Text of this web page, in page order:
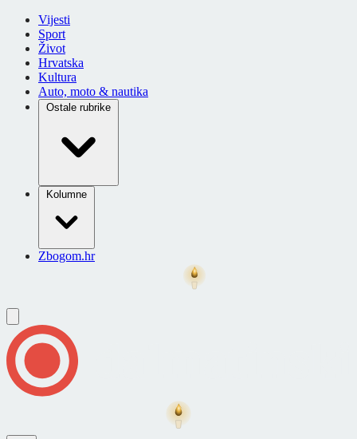
Vijesti
Sport
Život
Hrvatska
Kultura
Auto, moto & nautika
Ostale rubrike
Kolumne
Zbogom.hr